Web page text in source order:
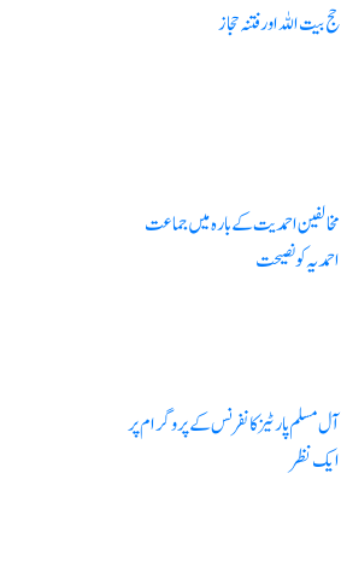
حج بیت اللہ اور فتنہ حجاز
مخالفین احمدیت کے بارہ میں جماعت
احمدیہ کو نصیحت
آل مسلم پارٹیز کانفرنس کے پروگرام پر
ایک نظر